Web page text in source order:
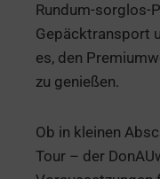
Rundum-sorglos-
Gepäcktransport
es, den
zu genießen.
Ob in kleinen
Tour – der